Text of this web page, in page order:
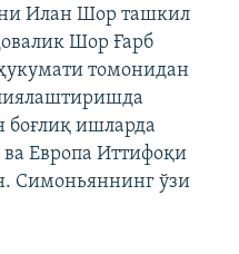
Илан Шор ташкил
Шор Ғарб
томонидан
боғлиқ ишларда
Европа Иттифоқи
Симоньяннинг ўзи